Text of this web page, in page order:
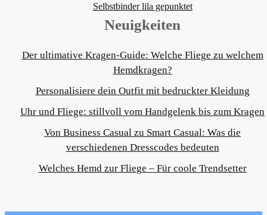
Selbstbinder lila gepunktet
Neuigkeiten
Der ultimative Kragen-Guide: Welche Fliege zu welchem
Hemdkragen?
Personalisiere dein Outfit mit bedruckter Kleidung
Uhr und Fliege: stillvoll vom Handgelenk bis zum Kragen
Von Business Casual zu Smart Casual: Was die
verschiedenen Dresscodes bedeuten
Welches Hemd zur Fliege – Für coole Trendsetter